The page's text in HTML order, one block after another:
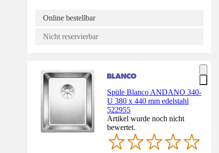
Online bestellbar
Nicht reservierbar
Spüle Blanco ANDANO 340-
U 380 x 440 mm edelstahl
522955
Artikel wurde noch nicht
bewertet.